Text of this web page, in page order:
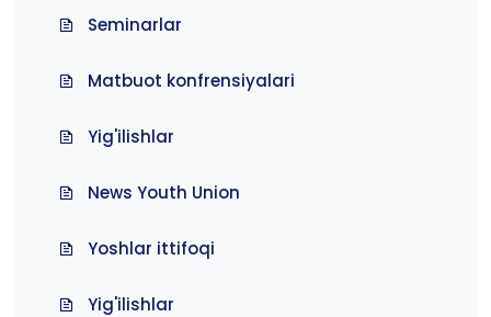
Seminarlar
Matbuot konfrensiyalari
Yig'ilishlar
News Youth Union
Yoshlar ittifoqi
Yig'ilishlar